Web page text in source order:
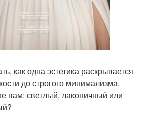
как одна эстетика раскрывается
до строгого минимализма.
вам: светлый, лаконичный или